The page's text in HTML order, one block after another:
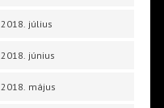
2018. július
2018. június
2018. május